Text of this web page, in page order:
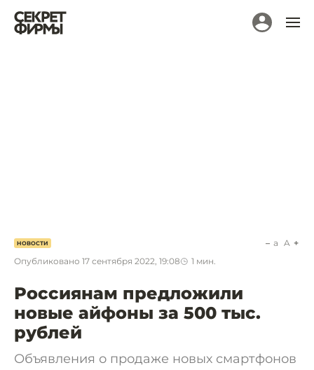
НОВОСТИ
Опубликовано 17 сентября 2022, 19:08 1 мин.
a A
Россиянам предложили
новые айфоны за 500 тыс.
рублей
Объявления о продаже новых смартфонов